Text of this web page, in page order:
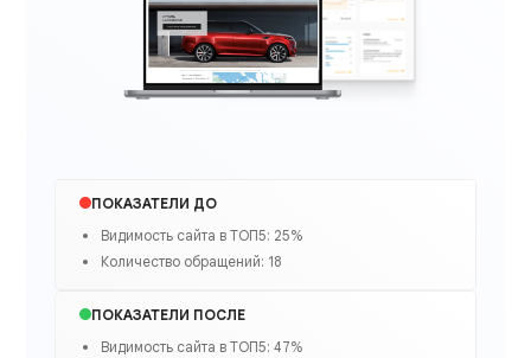
ПОКАЗАТЕЛИ ДО
Видимость сайта в ТОП5: 25%
Количество обращений: 18
ПОКАЗАТЕЛИ ПОСЛЕ
Видимость сайта в ТОП5: 47%